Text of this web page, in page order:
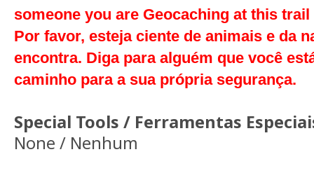
someone you are Geocaching at this
Por favor, esteja ciente de animais e da
encontra. Diga para alguém que você
caminho para a sua própria segurança.
Special Tools / Ferramentas
None / Nenhum